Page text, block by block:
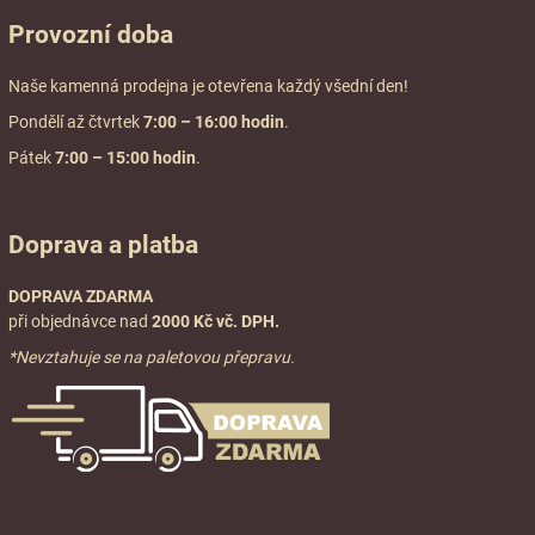
Provozní doba
Naše kamenná prodejna je otevřena každý všední den!
Pondělí až čtvrtek7:00 – 16:00 hodin.
Pátek7:00 – 15:00 hodin.
Doprava a platba
DOPRAVA ZDARMA
při objednávce nad 2000 Kč vč. DPH.
*Nevztahuje se na paletovou přepravu.